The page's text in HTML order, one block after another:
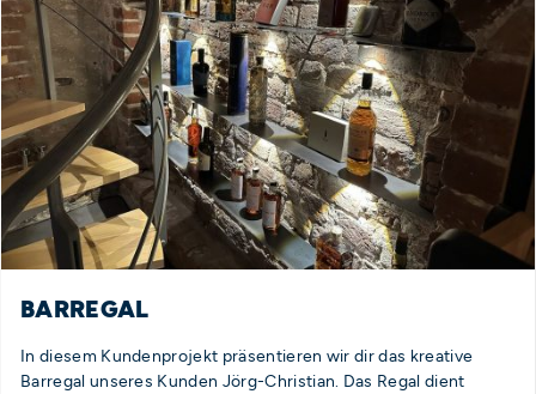
BARREGAL
In diesem Kundenprojekt präsentieren wir dir das kreative
Barregal unseres Kunden Jörg-Christian. Das Regal dient